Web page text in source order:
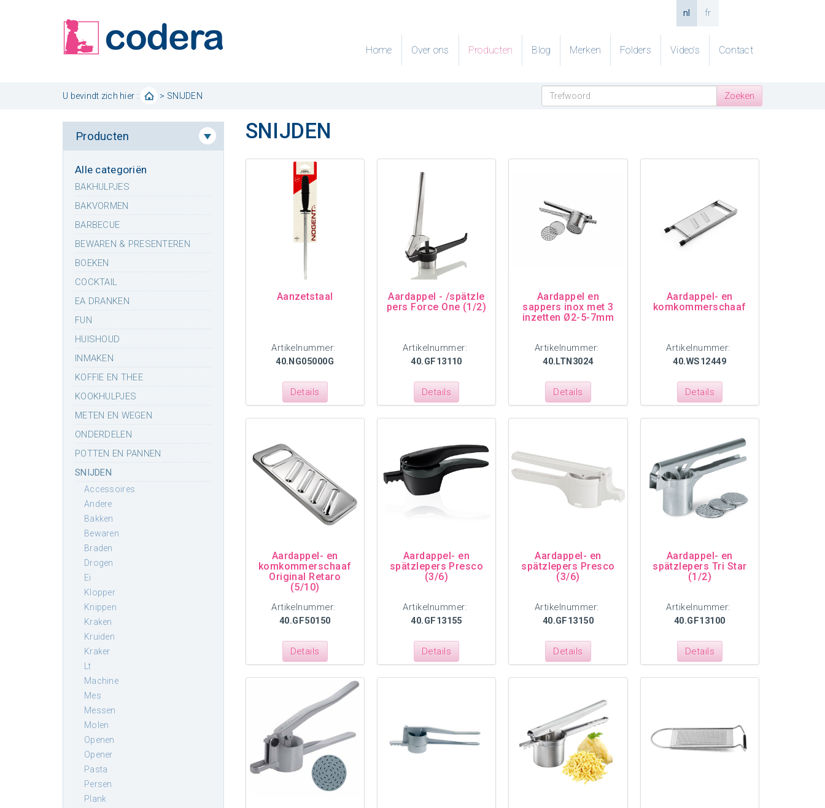
nl fr
Home Over ons Producten Blog Merken Folders Video's Contact
U bevindt zich hier : > SNIJDEN
Producten
Alle categoriën
BAKHULPJES
BAKVORMEN
BARBECUE
BEWAREN & PRESENTEREN
BOEKEN
COCKTAIL
EA DRANKEN
FUN
HUISHOUD
INMAKEN
KOFFIE EN THEE
KOOKHULPJES
METEN EN WEGEN
ONDERDELEN
POTTEN EN PANNEN
SNIJDEN
accessoires
andere
bakken
bewaren
braden
drogen
ei
klopper
knippen
kraken
kruiden
kraker
lt
machine
mes
messen
molen
openen
opener
pasta
persen
plank
SNIJDEN
Aanzetstaal
Artikelnummer:
40.NG05000G
Details
Aardappel - /spätzle
pers Force One (1/2)
Artikelnummer:
40.GF13110
Details
Aardappel en
sappers inox met 3
inzetten Ø2-5-7mm
Artikelnummer:
40.LTN3024
Details
Aardappel- en
komkommerschaaf
Artikelnummer:
40.WS12449
Details
Aardappel- en
komkommerschaaf
Original Retaro
(5/10)
Artikelnummer:
40.GF50150
Details
Aardappel- en
spätzlepers Presco
(3/6)
Artikelnummer:
40.GF13155
Details
Aardappel- en
spätzlepers Presco
(3/6)
Artikelnummer:
40.GF13150
Details
Aardappel- en
spätzlepers Tri Star
(1/2)
Artikelnummer:
40.GF13100
Details